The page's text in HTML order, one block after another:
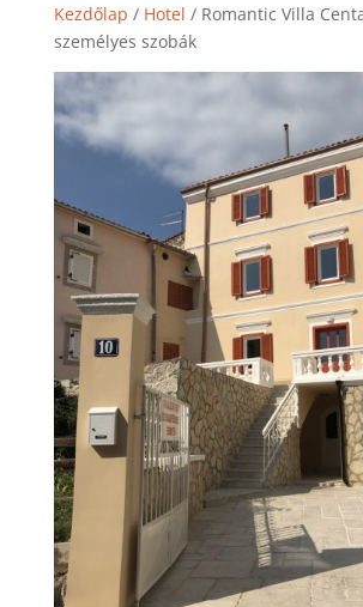
Kezdőlap / Hotel / Romantic Villa
személyes szobák